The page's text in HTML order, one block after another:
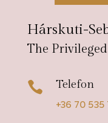
Hárskuti-
The
 Telefon
+36 70 535